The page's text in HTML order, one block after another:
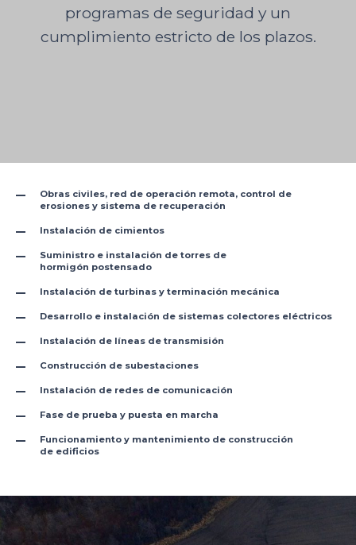
programas de seguridad y un
cumplimiento estricto de los plazos.
Obras civiles, red de operación remota, control de
erosiones y sistema de recuperación
Instalación de cimientos
Suministro e instalación de torres de
hormigón postensado
Instalación de turbinas y terminación mecánica
Desarrollo e instalación de sistemas colectores eléctricos
Instalación de líneas de transmisión
Construcción de subestaciones
Instalación de redes de comunicación
Fase de prueba y puesta en marcha
Funcionamiento y mantenimiento de construcción
de edificios